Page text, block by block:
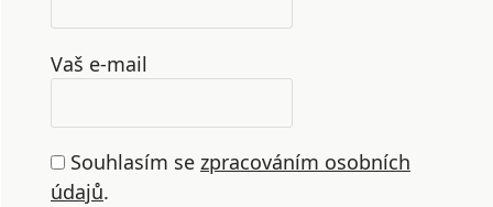
Vaš e-mail
Souhlasím se zpracováním osobních
údajů.